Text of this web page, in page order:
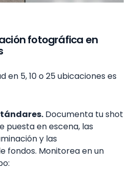
fotográfica en
en 5, 10 o 25 ubicaciones es
Documenta tu shot
puesta en escena, las
y las
fondos. Monitorea en un